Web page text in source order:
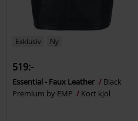
Exklusiv Ny
519:-
Essential - Faux Leather
Black
Premium by EMP
Kort kjol